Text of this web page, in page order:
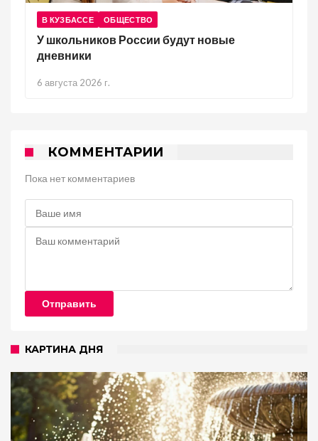
В КУЗБАССЕ ОБЩЕСТВО
У школьников России будут новые
дневники
6 августа 2026 г.
КОММЕНТАРИИ
Пока нет комментариев
Отправить
КАРТИНА ДНЯ